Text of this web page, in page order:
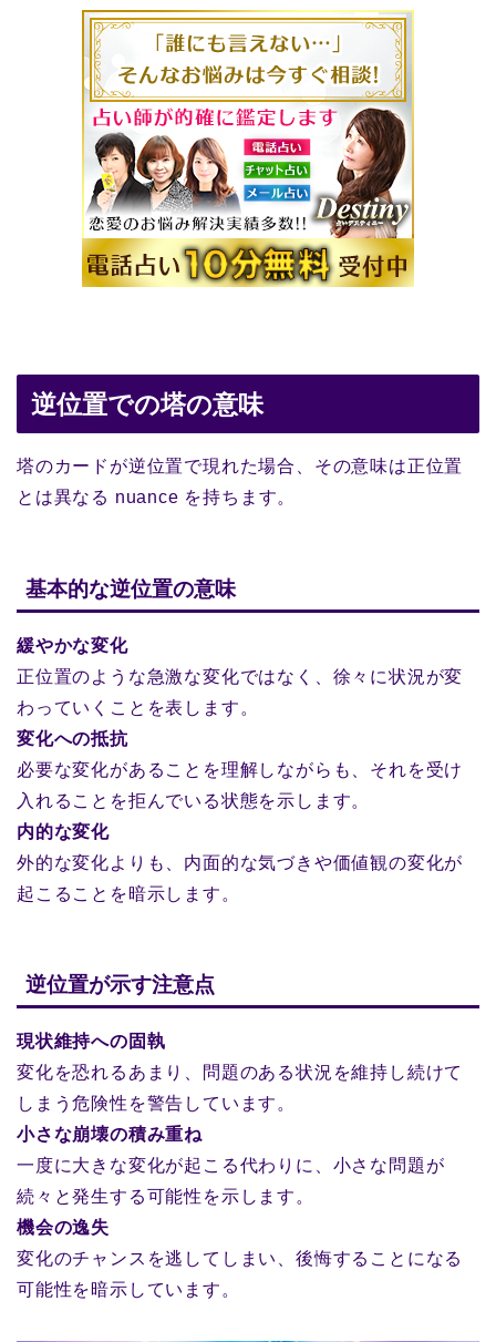
逆位置での塔の意味
塔のカードが逆位置で現れた場合、その意味は正位置
とは異なる nuance を持ちます。
基本的な逆位置の意味
緩やかな変化
正位置のような急激な変化ではなく、徐々に状況が変
わっていくことを表します。
変化への抵抗
必要な変化があることを理解しながらも、それを受け
入れることを拒んでいる状態を示します。
内的な変化
外的な変化よりも、内面的な気づきや価値観の変化が
起こることを暗示します。
逆位置が示す注意点
現状維持への固執
変化を恐れるあまり、問題のある状況を維持し続けて
しまう危険性を警告しています。
小さな崩壊の積み重ね
一度に大きな変化が起こる代わりに、小さな問題が
続々と発生する可能性を示します。
機会の逸失
変化のチャンスを逃してしまい、後悔することになる
可能性を暗示しています。